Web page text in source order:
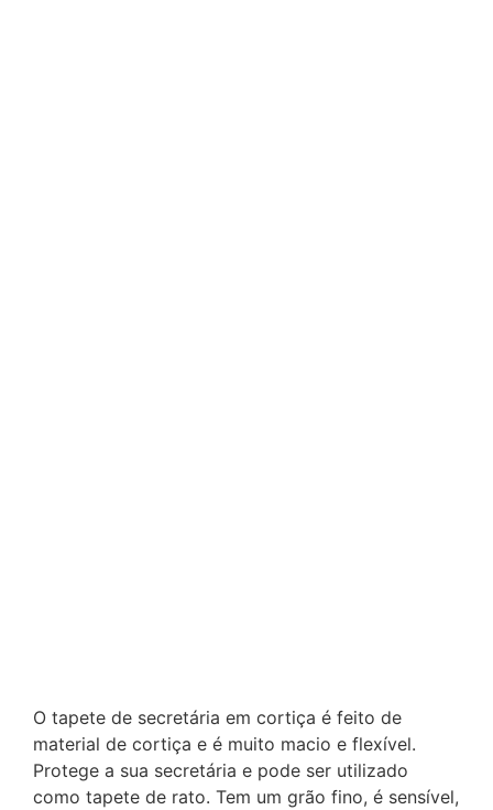
O tapete de secretária em cortiça é feito de
material de cortiça e é muito macio e flexível.
Protege a sua secretária e pode ser utilizado
como tapete de rato. Tem um grão fino, é sensível,